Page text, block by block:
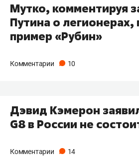
Мутко, комментируя
Путина о легионерах,
пример «Рубин»
Комментарии 10
Дэвид Кэмерон
G8 в России не
Комментарии 14